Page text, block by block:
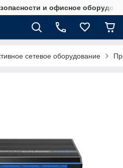
и офисное
сетевое оборудование